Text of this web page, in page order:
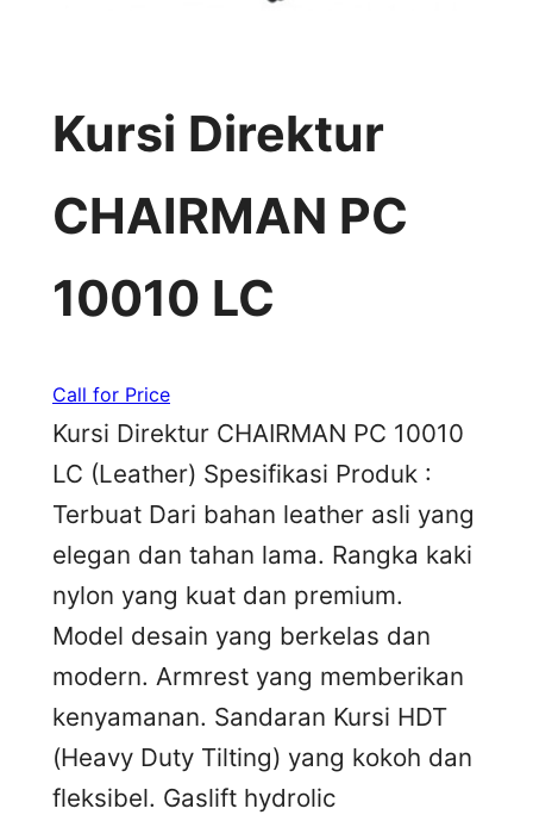
Kursi Direktur
CHAIRMAN PC
10010 LC
Call for Price
Kursi Direktur CHAIRMAN PC 10010
LC (Leather) Spesifikasi Produk :
Terbuat Dari bahan leather asli yang
elegan dan tahan lama. Rangka kaki
nylon yang kuat dan premium.
Model desain yang berkelas dan
modern. Armrest yang memberikan
kenyamanan. Sandaran Kursi HDT
(Heavy Duty Tilting) yang kokoh dan
fleksibel. Gaslift hydrolic